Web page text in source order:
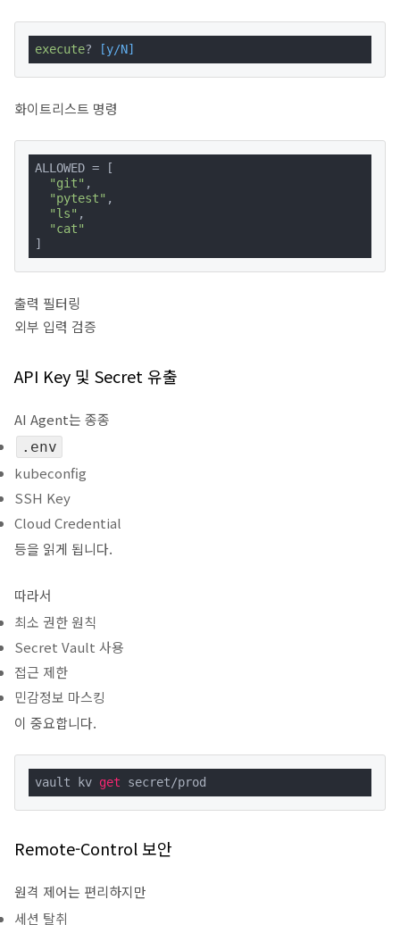
execute? [y/N]
화이트리스트 명령
ALLOWED = [
"git" ,
"pytest" ,
"ls" ,
"cat"
]
출력 필터링
외부 입력 검증
API Key 및 Secret 유출
AI Agent는 종종
.env
kubeconfig
SSH Key
Cloud Credential
등을 읽게 됩니다.
따라서
최소 권한 원칙
Secret Vault 사용
접근 제한
민감정보 마스킹
이 중요합니다.
vault kv get secret/prod
Remote-Control 보안
원격 제어는 편리하지만
세션 탈취